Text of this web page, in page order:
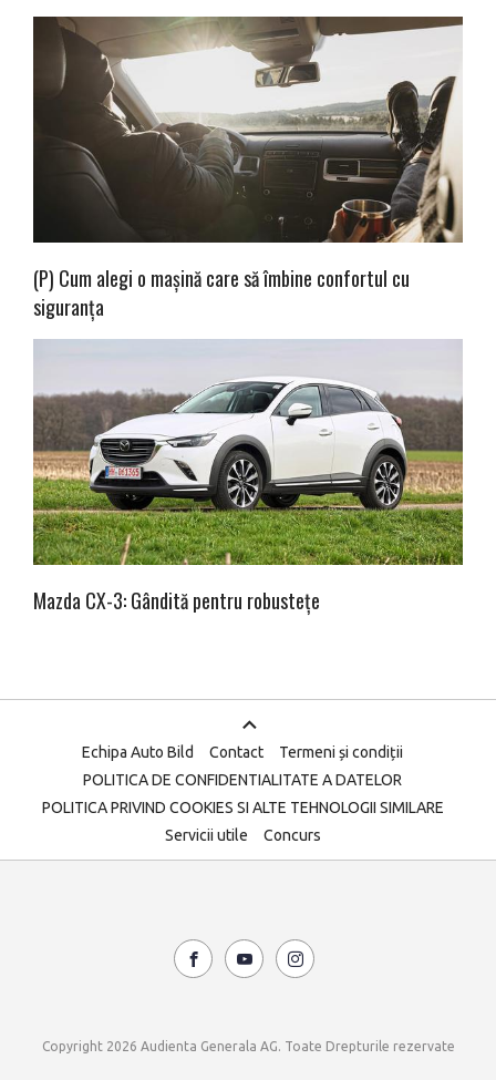
(P) Cum alegi o mașină care să îmbine confortul cu
siguranța
Mazda CX-3: Gândită pentru robustețe
Echipa Auto Bild Contact
Termeni și condiții
POLITICA DE CONFIDENTIALITATE A DATELOR
POLITICA PRIVIND COOKIES SI ALTE TEHNOLOGII SIMILARE
Servicii utile
Concurs
Copyright 2026 Audienta Generala AG. Toate Drepturile rezervate